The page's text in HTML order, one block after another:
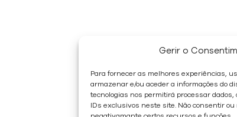
Gerir o
Para fornecer as melhores experiências,
armazenar e/ou aceder a informações do
tecnologias nos permitirá processar dados,
IDs exclusivos neste site. Não consentir